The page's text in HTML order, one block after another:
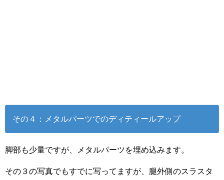
その４：メタルパーツでのディティールアップ
脚部も少量ですが、メタルパーツを埋め込みます。
その３の写真でもすでに写ってますが、腿外側のスラスタ